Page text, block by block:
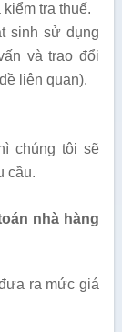
tra thuế.
sinh sử dụng
và trao đổi
liên quan).
chúng tôi sẽ
cầu.
nhà hàng
ra mức giá